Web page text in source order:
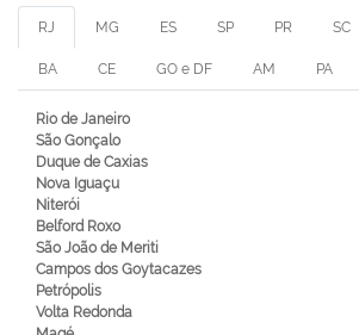
RJ MG ES SP PR SC
BA CE GO e DF AM PA
Rio de Janeiro
São Gonçalo
Duque de Caxias
Nova Iguaçu
Niterói
Belford Roxo
São João de Meriti
Campos dos Goytacazes
Petrópolis
Volta Redonda